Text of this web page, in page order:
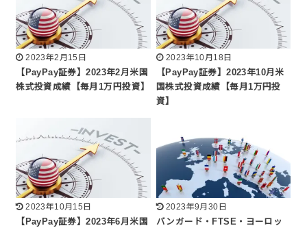
2023年2月15日
【PayPay証券】2023年2月米国
株式投資成績【毎月1万円投資】
2023年10月18日
【PayPay証券】2023年10月米
国株式投資成績【毎月1万円投
資】
2023年10月15日
【PayPay証券】2023年6月米国
2023年9月30日
バンガード・FTSE・ヨーロッ